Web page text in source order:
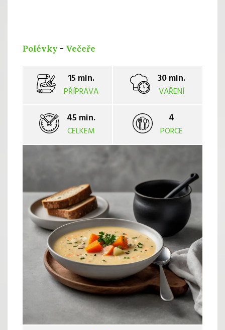
Polévky - Večeře
15 min.
PŘÍPRAVA
30 min.
VAŘENÍ
45 min.
CELKEM
4
PORCE